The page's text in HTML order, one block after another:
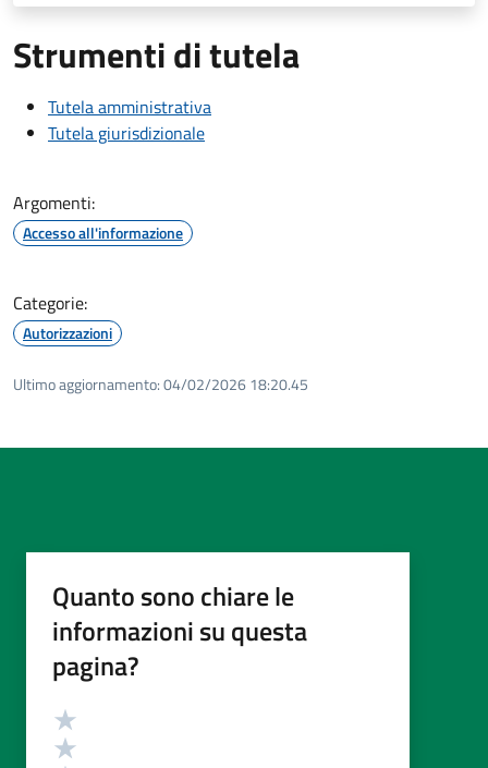
Strumenti di tutela
Tutela amministrativa
Tutela giurisdizionale
Argomenti:
Accesso all'informazione
Categorie:
Autorizzazioni
Ultimo aggiornamento:04/02/2026 18:20.45
Quanto sono chiare le
informazioni su questa
pagina?
Valutazione